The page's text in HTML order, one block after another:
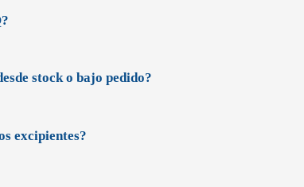
stock o bajo pedido?
excipientes?